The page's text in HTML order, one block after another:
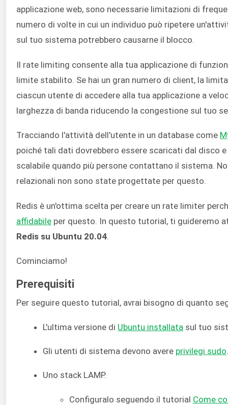
applicazione web, sono necessarie limitazioni di
numero di volte in cui un individuo può ripetere
sul tuo sistema potrebbero causarne il blocco.
Il rate limiting consente alla tua applicazione di
limite stabilito. Se hai un gran numero di client, la
ciascun utente di accedere alla tua applicazione a
larghezza di banda riducendo la congestione sul tuo
Tracciando l'attività dell'utente in un database come
poiché tali dati dovrebbero essere scaricati dal disco
scalabile quando più persone contattano il sistema.
relazionali non sono state progettate per questo.
Redis è un'ottima scelta per creare un rate limiter
affidabile per questo. In questo tutorial, ti guideremo
Redis su Ubuntu 20.04
Cominciamo!
Prerequisiti
Per seguire questo tutorial, avrai bisogno di quanto
L'ultima versione di Ubuntu installata sul tuo
Gli utenti di sistema devono avere privilegi sudo.
Uno stack LAMP.
Configuralo seguendo il tutorial Come